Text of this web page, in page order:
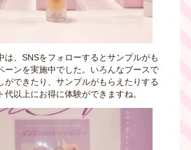
は、SNSをフォローするとサンプルがも
ーンを実施中でした。いろんなブースで
ができたり、サンプルがもらえたりする
代以上にお得に体験ができますね。